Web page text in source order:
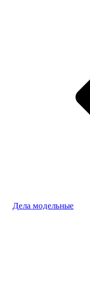
Дела модельные